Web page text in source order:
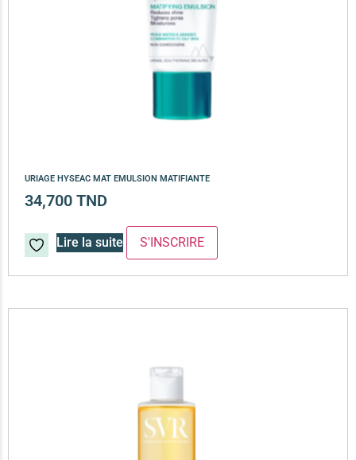
URIAGE HYSEAC MAT EMULSION MATIFIANTE
34,700 TND
Lire la suite